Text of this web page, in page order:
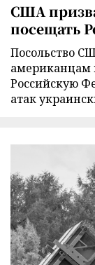
США
посещать
Посольство
американцам
Российскую
атак